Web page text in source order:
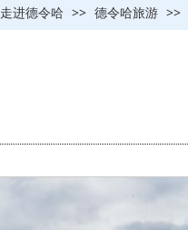
走进德令哈 >> 德令哈旅游 >>